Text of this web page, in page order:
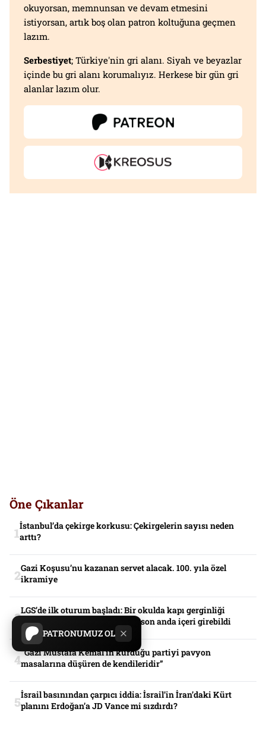
PATRONUMUZ OL
okuyorsan, memnunsan ve devam etmesini
istiyorsan, artık boş olan patron koltuğuna geçmen
lazım.
Serbestiyet; Türkiye'nin gri alanı. Siyah ve beyazlar
içinde bu gri alanı korumalıyız. Herkese bir gün gri
alanlar lazım olur.
Öne Çıkanlar
İstanbul’da çekirge korkusu: Çekirgelerin sayısı neden
arttı?
Gazi Koşusu’nu kazanan servet alacak. 100. yıla özel
ikramiye
LGS’de ilk oturum başladı: Bir okulda kapı gerginliği
yaşandı, yanlış kimlikle gelen son anda içeri girebildi
“Gazi Mustafa Kemal’in kurduğu partiyi pavyon
masalarına düşüren de kendileridir”
İsrail basınından çarpıcı iddia: İsrail’in İran’daki Kürt
planını Erdoğan’a JD Vance mi sızdırdı?